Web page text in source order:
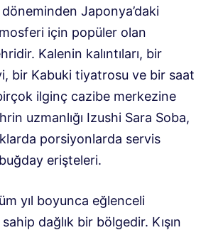
Japonya’daki
için popüler olan
Kalenin kalıntıları, bir
bir Kabuki tiyatrosu ve bir saat
ilginç cazibe merkezine
uzmanlığı Izushi Sara Soba,
porsiyonlarda servis
erişteleri.
yıl boyunca eğlenceli
dağlık bir bölgedir. Kışın